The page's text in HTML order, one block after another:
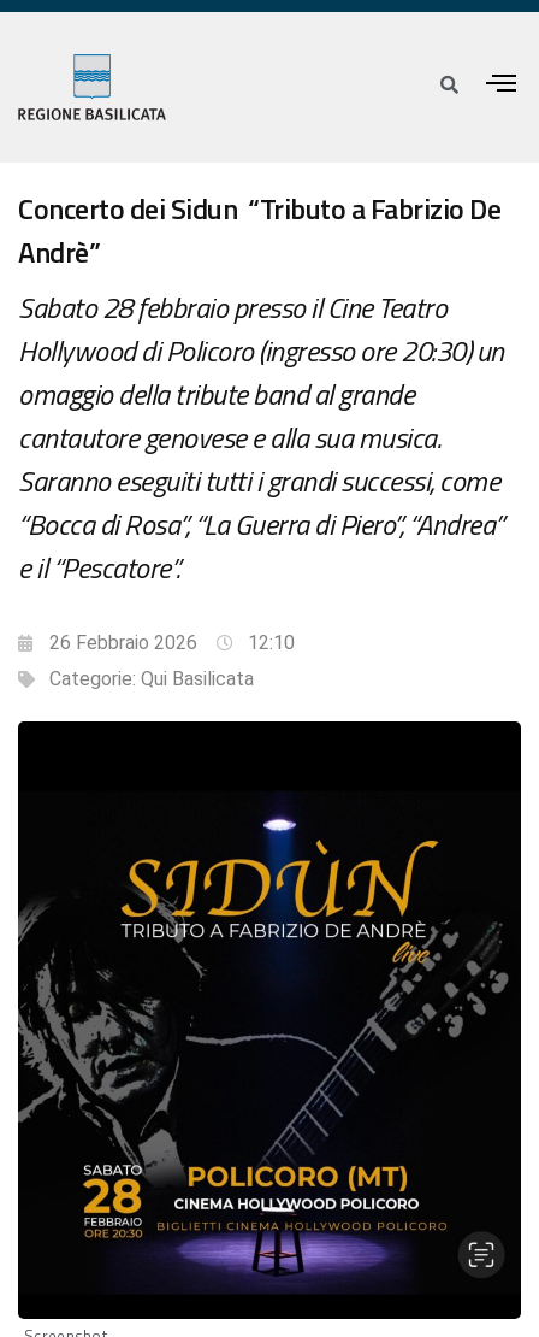
Concerto dei Sidun “Tributo a Fabrizio De
Andrè”
Sabato 28 febbraio presso il Cine Teatro
Hollywood di Policoro (ingresso ore 20:30) un
omaggio della tribute band al grande
cantautore genovese e alla sua musica.
Saranno eseguiti tutti i grandi successi, come
“Bocca di Rosa”, “La Guerra di Piero”, “Andrea”
e il “Pescatore”.
26 Febbraio 2026
12:10
Categorie: Qui Basilicata